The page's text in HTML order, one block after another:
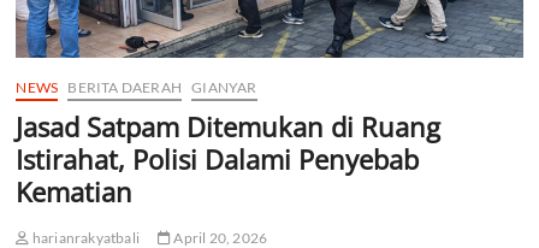
NEWS BERITA DAERAH GIANYAR
Jasad Satpam Ditemukan di Ruang
Istirahat, Polisi Dalami Penyebab
Kematian
harianrakyatbali
April 20, 2026